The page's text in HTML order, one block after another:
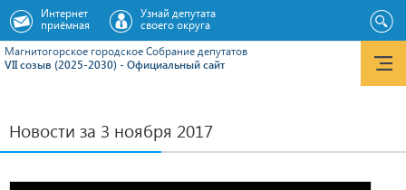
Магнитогорское городское Cобрание депутатов
VII созыв (2025-2030) - Официальный сайт
Интернет
приёмная
Узнай депутата
своего округа
Новости за 3 ноября 2017